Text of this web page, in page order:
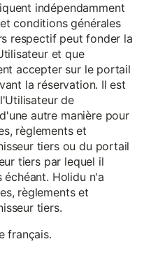
indépendamment
conditions générales
respectif peut fonder la
et que
accepter sur le portail
la réservation. Il est
de
autre manière pour
règlements et
tiers ou du portail
tiers par lequel il
Holidu n'a
règlements et
tiers.
français.